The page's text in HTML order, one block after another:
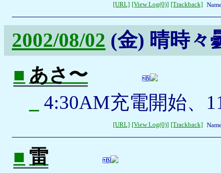
[URL] [View Log(0)] [Trackback]
2002/08/02 (金) 晴時々
■ あさ〜
4:30AM充電開始、
[URL] [View Log(0)] [Trackback]
■ 雷